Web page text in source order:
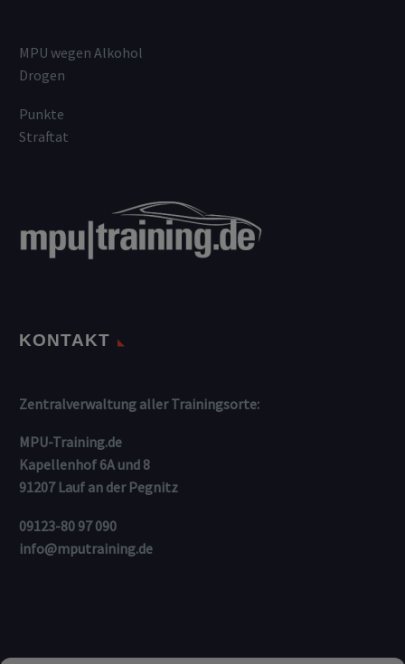
MPU wegen Alkohol
Drogen
Punkte
Straftat
KONTAKT
Zentralverwaltung aller Trainingsorte:
MPU-Training.de
Kapellenhof 6A und 8
91207 Lauf an der Pegnitz
09123-80 97 090
info@mputraining.de